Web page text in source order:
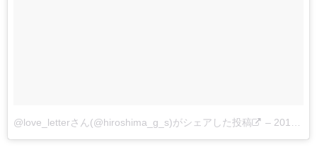
@love_letterさん(@hiroshima_g_s)がシェアした投稿 – 2017 10月 22 4:14午後 PDT